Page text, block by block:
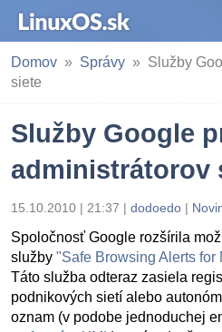
Domov Správy
Služby
siete
Služby Google
administrátorov
15.10.2010 | 21:37 | dodoedo |
Spoločnosť Google rozšírila
služby "Safe Browsing Alerts for
Táto služba odteraz zasiela
podnikových sietí alebo
oznam (v podobe jednoduchej